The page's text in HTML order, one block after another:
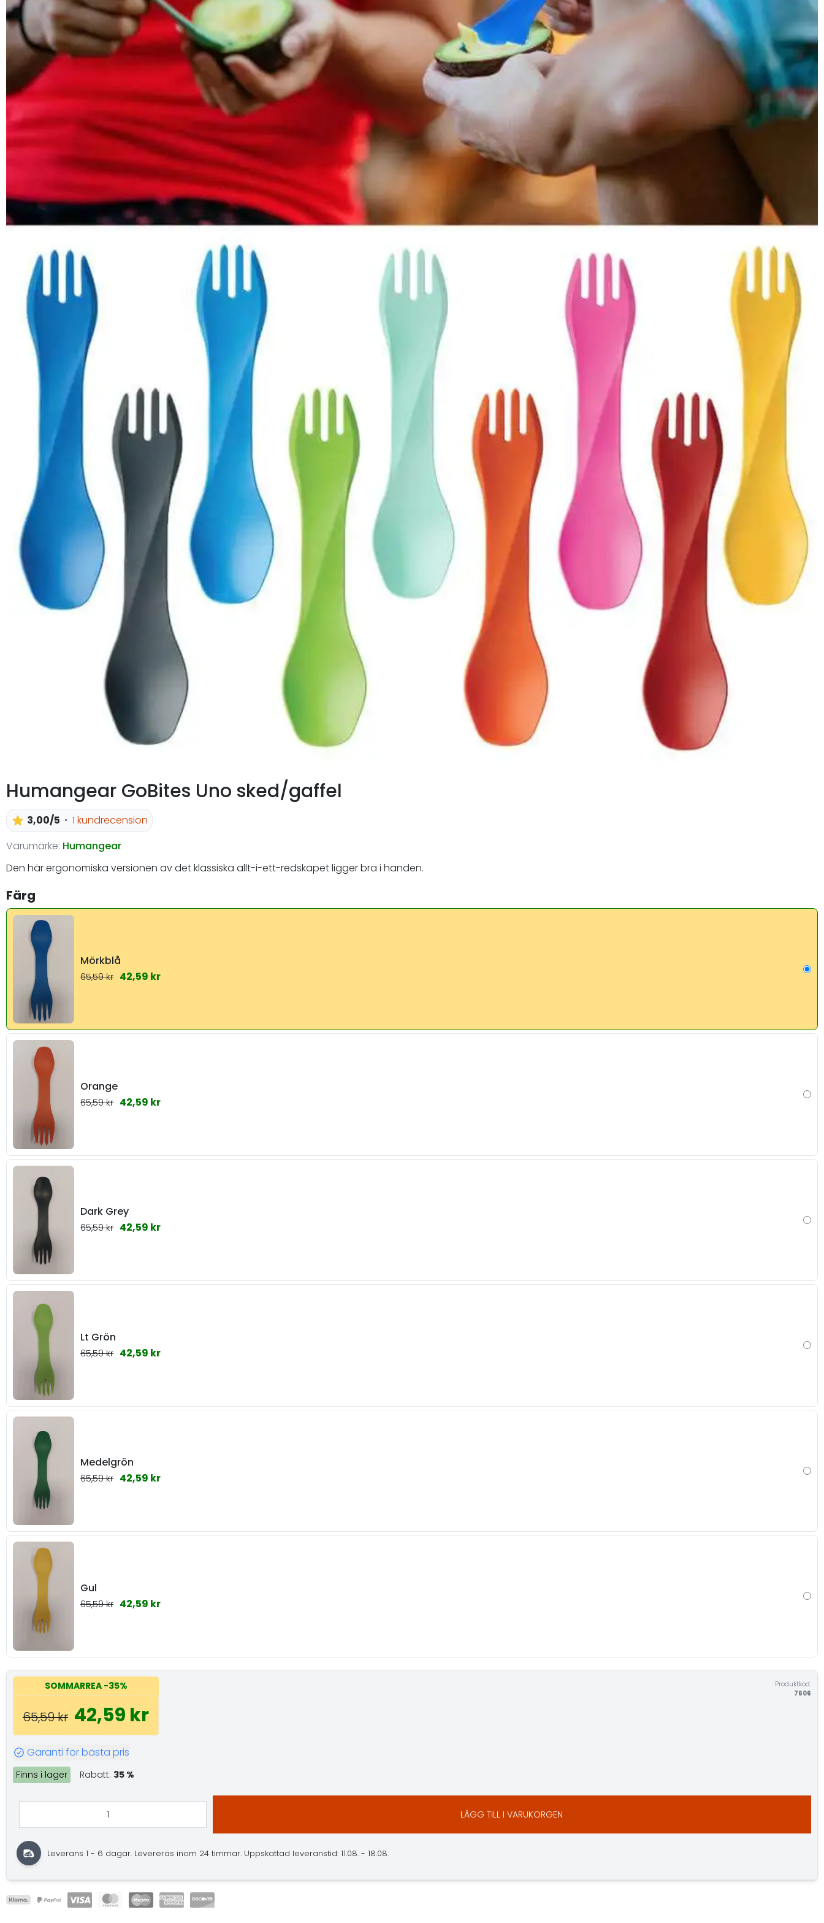
Humangear GoBites Uno sked/gaffel
3,00/5
1 kundrecension
Varumärke: Humangear
Den här ergonomiska versionen av det klassiska allt-i-ett-redskapet ligger bra i handen.
Färg
Mörkblå
65,59 kr 42,59 kr
Orange
65,59 kr 42,59 kr
Dark Grey
65,59 kr 42,59 kr
Lt Grön
65,59 kr 42,59 kr
Medelgrön
65,59 kr 42,59 kr
Gul
65,59 kr 42,59 kr
SOMMARREA -35%
65,59 kr 42,59 kr
Produktkod:
7606
Garanti för bästa pris
Finns i lager Rabatt: 35 %
LÄGG TILL I VARUKORGEN
Leverans 1 - 6 dagar. Levereras inom 24 timmar. Uppskattad leveranstid: 11.08. - 18.08.